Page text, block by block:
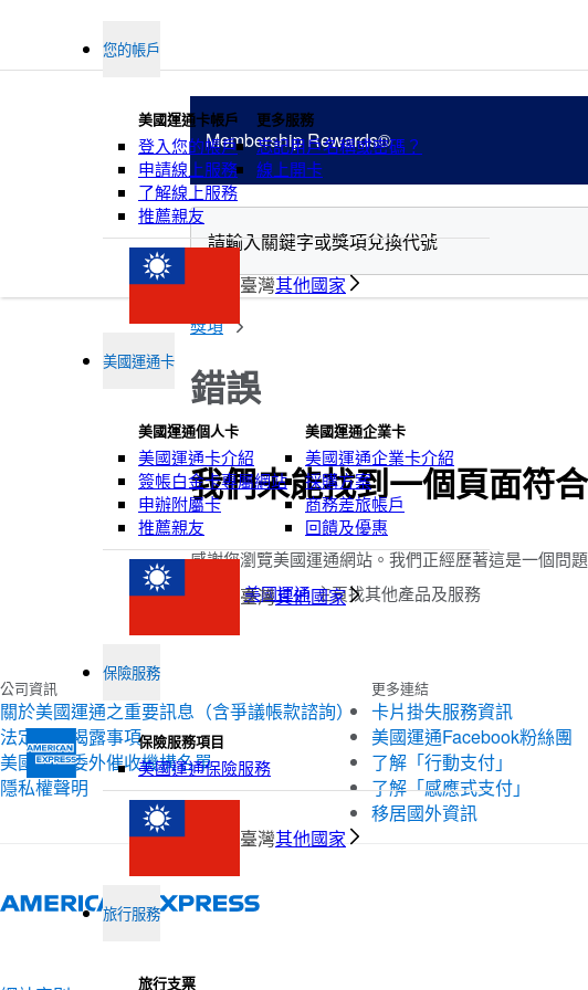
您的帳戶
美國運通卡帳戶
登入您的帳戶
申請線上服務
了解線上服務
推薦親友
更多服務
忘記用戶名稱或密碼？
線上開卡
臺灣其他國家
美國運通卡
美國運通個人卡
美國運通卡介紹
簽帳白金卡專屬網站
申辦附屬卡
推薦親友
美國運通企業卡
美國運通企業卡介紹
採購方案
商務差旅帳戶
回饋及優惠
臺灣其他國家
保險服務
保險服務項目
美國運通保險服務
臺灣其他國家
旅行服務
旅行支票
Membership Rewards®
積分
獎項
錯誤
我們未能找到一個頁面符
感謝您瀏覽美國運通網站。我們正經歷著這是一個問
請瀏覽美國運通主頁找其他產品及服務
公司資訊
關於美國運通之重要訊息（含爭議帳款諮詢）
法定公開揭露事項
美國運通委外催收機構名單
隱私權聲明
更多連結
卡片掛失服務資訊
美國運通Facebook粉絲團
了解「行動支付」
了解「感應式支付」
移居國外資訊